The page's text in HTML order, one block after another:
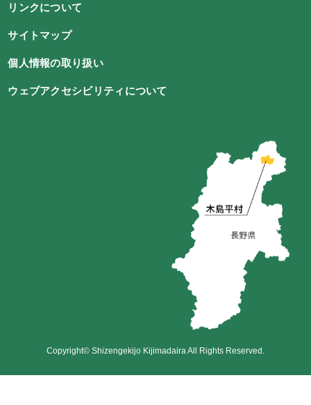
リンクについて
サイトマップ
個人情報の取り扱い
ウェブアクセシビリティについて
Copyright© Shizengekijo Kijimadaira All Rights Reserved.